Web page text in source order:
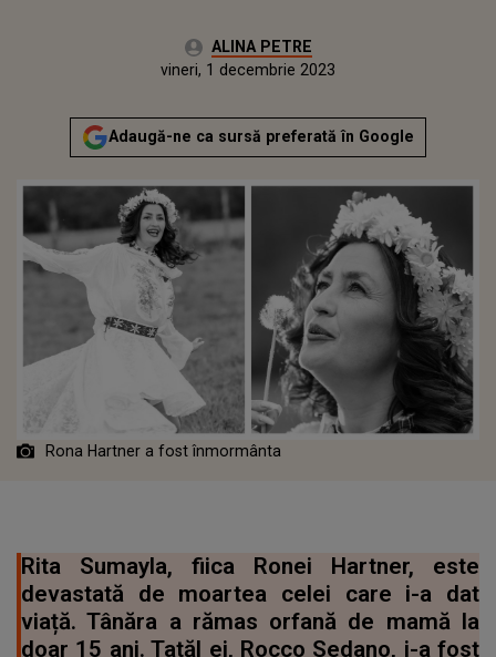
Autor:ALINA PETRE
vineri, 1 decembrie 2023Actualizat:
vineri, 1 decembrie 2023
Adaugă-ne ca sursă preferată în Google
Rona Hartner a fost înmormânta
Rita Sumayla, fiica Ronei Hartner, este
devastată de moartea celei care i-a dat
viață. Tânăra a rămas orfană de mamă la
doar 15 ani. Tatăl ei, Rocco Sedano, i-a fost